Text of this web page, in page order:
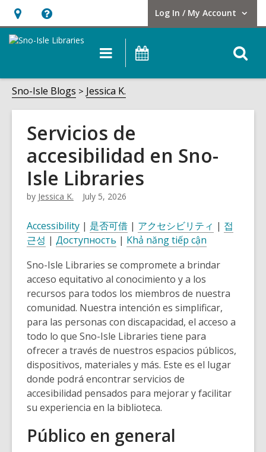
Hours
&
opens
an
overlay
Help,
opens
overlay
Log In / My Account
User Log In / My Account.
Main
navigation
Sno-Isle Blogs Jessica K.
Servicios de
accesibilidad en Sno-
Isle Libraries
by Jessica K. July 5, 2026
Accessibility | 是否可借 | アクセシビリティ | 접
근성 | Доступность | Khả năng tiếp cận
Sno-Isle Libraries se compromete a brindar
acceso equitativo al conocimiento y a los
recursos para todos los miembros de nuestra
comunidad. Nuestra intención es simplificar,
para las personas con discapacidad, el acceso a
todo lo que Sno-Isle Libraries tiene para
ofrecer a través de nuestros espacios públicos,
dispositivos, materiales y más. Este es el lugar
donde podrá encontrar servicios de
accesibilidad pensados para mejorar y facilitar
su experiencia en la biblioteca.
Público en general